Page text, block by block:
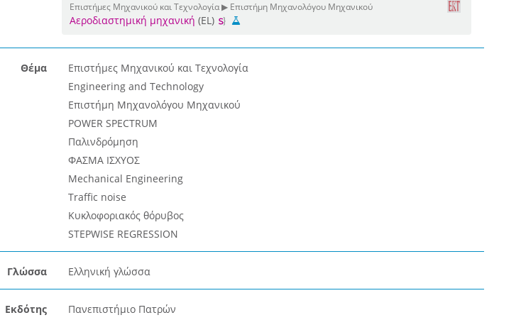
Επιστήμες Μηχανικού και Τεχνολογία ▶ Επιστήμη Μηχανολόγου Μηχανικού
Αεροδιαστημική μηχανική (EL)
Θέμα
Επιστήμες Μηχανικού και Τεχνολογία
Engineering and Technology
Επιστήμη Μηχανολόγου Μηχανικού
POWER SPECTRUM
Παλινδρόμηση
ΦΑΣΜΑ ΙΣΧΥΟΣ
Mechanical Engineering
Traffic noise
Κυκλοφοριακός θόρυβος
STEPWISE REGRESSION
Γλώσσα Ελληνική γλώσσα
Εκδότης
Πανεπιστήμιο Πατρών